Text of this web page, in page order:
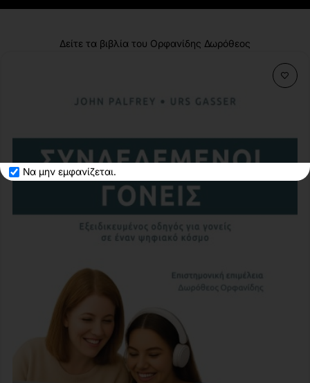
Να μην εμφανίζεται.
Δείτε τα βιβλία του Ορφανίδης Δωρόθεος